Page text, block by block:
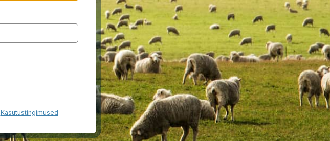
Kasutustingimused